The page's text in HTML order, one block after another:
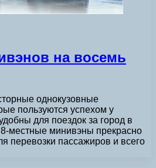
на восемь
однокузовные
пользуются успехом у
для поездок за город в
местные минивэны прекрасно
перевозки пассажиров и всего